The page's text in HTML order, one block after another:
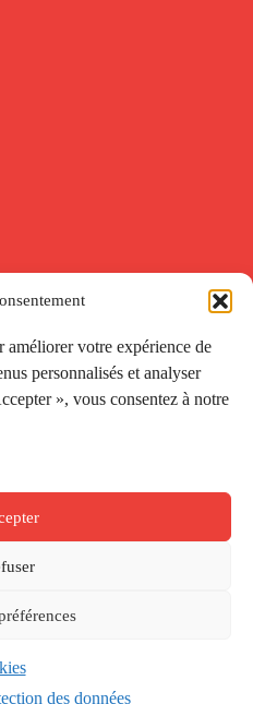
votre expérience de
personnalisés et analyser
», vous consentez à notre
des données